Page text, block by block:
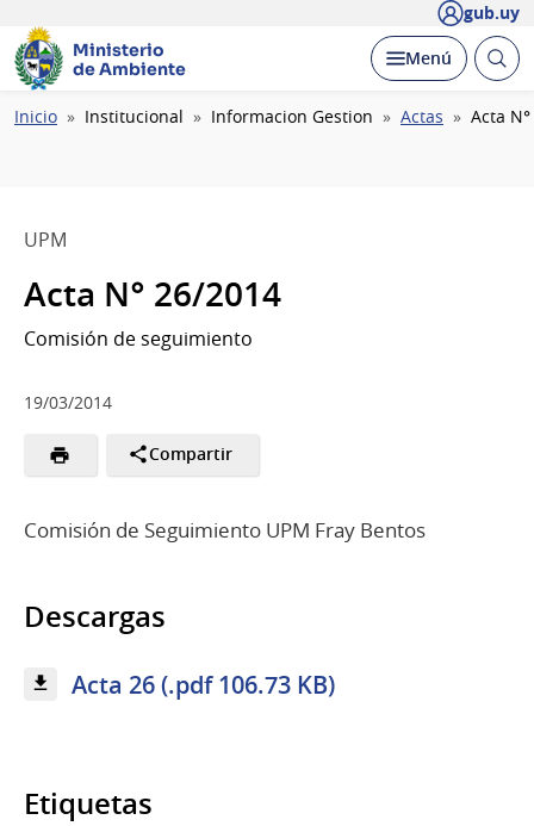
gub.uy
Ministerio
de Ambiente
Desplegar
Menú Abrir
Ruta
Inicio Institucional Informacion Gestion Actas Acta
UPM
Acta N° 26/2014
Comisión de seguimiento
19/03/2014
Compartir
Comisión de Seguimiento UPM Fray Bentos
Descargas
Acta 26 (.pdf 106.73 KB)
Etiquetas